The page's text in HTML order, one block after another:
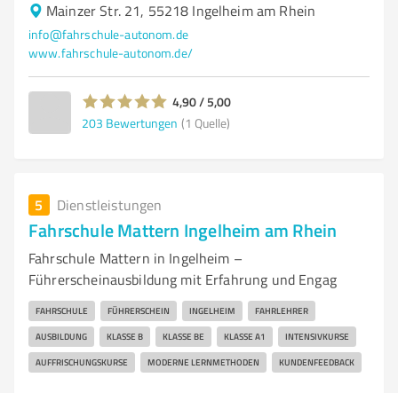
Mainzer Str. 21, 55218 Ingelheim am Rhein
info@fahrschule-autonom.de
www.fahrschule-autonom.de/
4,90 / 5,00
203 Bewertungen (1 Quelle)
5 Dienstleistungen
Fahrschule Mattern Ingelheim am Rhein
Fahrschule Mattern in Ingelheim –
Führerscheinausbildung mit Erfahrung und Engag
FAHRSCHULE FÜHRERSCHEIN INGELHEIM FAHRLEHRER
AUSBILDUNG KLASSE B KLASSE BE KLASSE A1 INTENSIVKURSE
AUFFRISCHUNGSKURSE MODERNE LERNMETHODEN KUNDENFEEDBACK